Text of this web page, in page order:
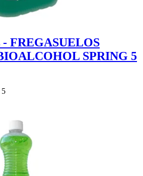
FREGASUELOS
SPRING 5
5